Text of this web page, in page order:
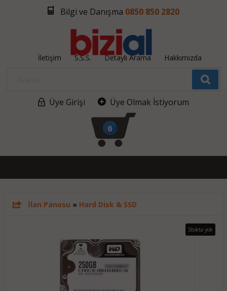
Bilgi ve Danışma 0850 850 2820
İletişim S.S.S. Detaylı Arama Hakkımızda
Üye Girişi Üye Olmak İstiyorum
0
İlan Panosu » Hard Disk & SSD
Stokta yok